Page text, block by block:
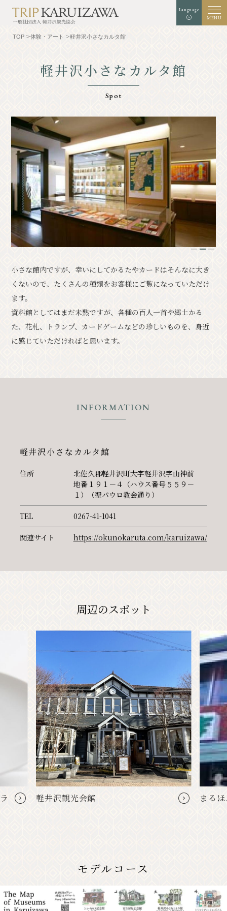
Language
MENU
黒 青
文字
TOP
軽井沢を知る
⾃然
リゾート
クラシック
グルメ
体験・アート
ショップ
モデルコース
イベント情報
アクセス
パンフレット⼀覧
フォトギャラリー
観光案内所
観光協会について
会議室利⽤希望お申し込み
PR
TOP 体験・アート 軽井沢小さなカルタ館
軽井沢小さなカルタ館
Spot
小さな館内ですが、幸いにしてかるたやカードはそんなに大き
くないので、たくさんの種類をお客様にご覧になっていただけ
ます。
資料館としてはまだ未熟ですが、各種の百人一首や郷土かる
た、花札、トランプ、カードゲームなどの珍しいものを、身近
に感じていただければと思います。
INFORMATION
軽井沢小さなカルタ館
住所
北佐久郡軽井沢町大字軽井沢字山神前
地番１９１－４（ハウス番号５５９－
１）（聖パウロ教会通り）
TEL 0267-41-1041
関連サイト https://okunokaruta.com/karuizawa/
周辺のスポット
軽井沢観光会館 まる
モデルコース